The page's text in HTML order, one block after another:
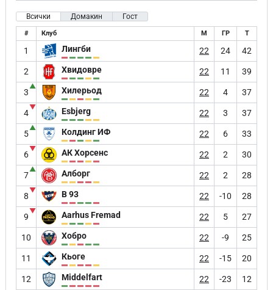
Всички Домакин Гост
# Клуб М ГР Т
1 Лингби 22 24 42
2 Хвидовре 22 11 39
3
▲ Хилерьод 22 4 37
4
▼ Esbjerg 22 3 37
5
▲ Колдинг ИФ 22 6 33
6
▼ АК Хорсенс 22 2 30
7
▲ Алборг 22 2 28
8
▼ B 93 22 -10 28
9
▼ Aarhus Fremad 22 5 27
10 Хобро 22 -9 25
11 Кьоге 22 -15 20
12 Middelfart 22 -23 12